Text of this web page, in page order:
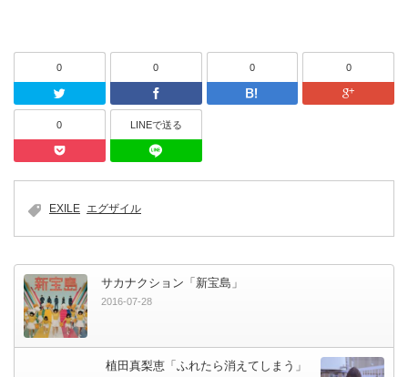
0
Twitter
0
Facebook
0
はてなブッ
0
0
Pocket
LINEで送る
EXILE エグザイル
サカナクション「新宝島」
2016-07-28
植田真梨恵「ふれたら消えてしまう」